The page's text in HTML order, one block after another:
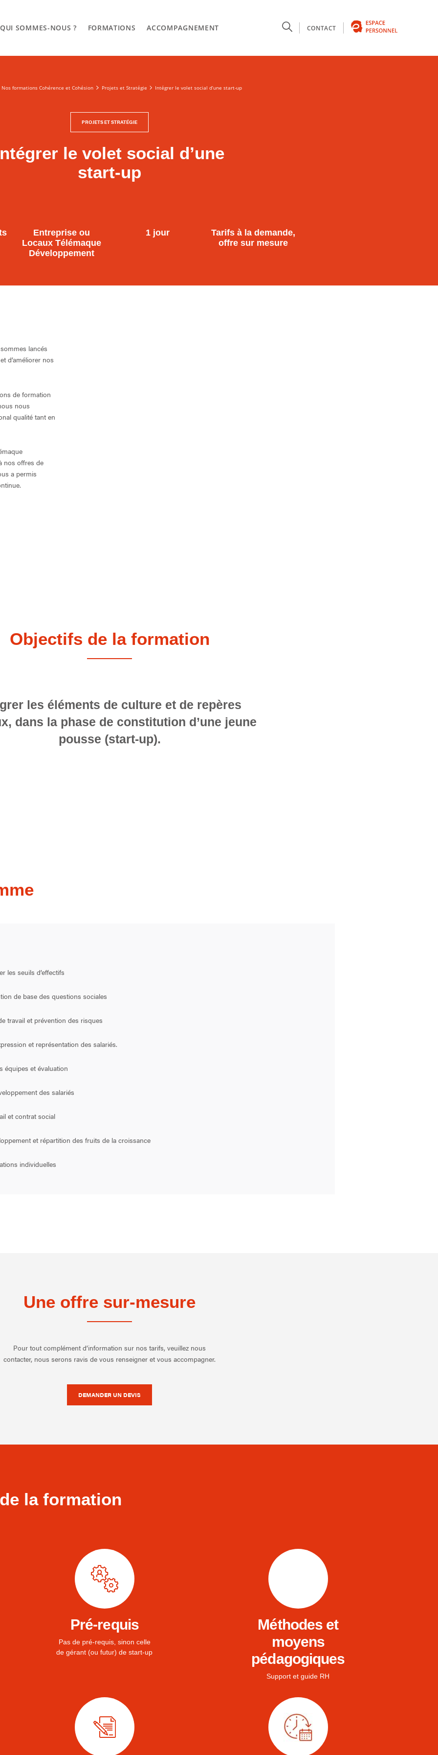
QUI SOMMES-NOUS ? FORMATIONS ACCOMPAGNEMENT CONTACT
Nos formations Cohérence et Cohésion Projets et Stratégie Intégrer le volet social d’une start-up
PROJETS ET STRATÉGIE
le volet social d’une
start-up
Entreprise ou
Locaux Télémaque
Développement
1 jour
Tarifs à la demande,
offre sur mesure
lancés
d’améliorer nos
de formation
nous
qualité tant en
nos offres de
a permis
Objectifs de la formation
les éléments de culture et de repères
dans la phase de constitution d’une jeune
pousse (start-up).
les seuils d’effectifs
de base des questions sociales
travail et prévention des risques
et représentation des salariés.
équipes et évaluation
des salariés
et contrat social
et répartition des fruits de la croissance
individuelles
Une offre sur-mesure
Pour tout complément d’information sur nos tarifs, veuillez nous
contacter, nous serons ravis de vous renseigner et vous accompagner.
DEMANDER UN DEVIS
la formation
Pré-requis
Pas de pré-requis, sinon celle
de gérant (ou futur) de start-up
Méthodes et
moyens
pédagogiques
Support et guide RH